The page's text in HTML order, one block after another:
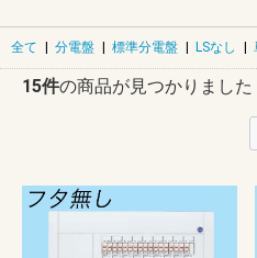
全て | 分電盤 | 標準分電盤 | LSなし |
15件の商品が見つかりました